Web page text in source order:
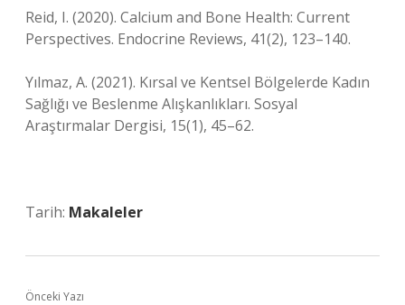
Reid, I. (2020). Calcium and Bone Health: Current
Perspectives. Endocrine Reviews, 41(2), 123–140.
Yılmaz, A. (2021). Kırsal ve Kentsel Bölgelerde Kadın
Sağlığı ve Beslenme Alışkanlıkları. Sosyal
Araştırmalar Dergisi, 15(1), 45–62.
Tarih: Makaleler
Önceki Yazı